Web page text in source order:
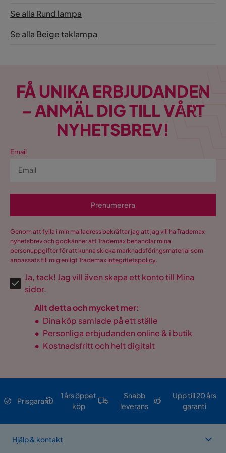
Se alla Rund lampa
Se alla Beige taklampa
FÅ UNIKA ERBJUDANDEN
– ANMÄL DIG TILL VÅRT
NYHETSBREV!
Email
Prenumerera
Genom att fylla i min mailadress bekräftar jag att jag vill ha Trademax
nyhetsbrev och godkänner att Trademax behandlar mina
personuppgifter för att kunna skicka marknadsföringsmaterial som
anpassats till mig enligt Trademax Integritetspolicy.
Ja, tack! Jag vill även skapa ett konto till Mina
sidor.
Allt detta och mycket mer:
• Dina köp samlade på ett ställe
• Personliga erbjudanden online & i butik
• Kostnadsfritt och helt digitalt
Prisgaranti
1 års öppet
köp
Snabb
leverans
Upp till 20 års
garanti
Hjälp & kontakt